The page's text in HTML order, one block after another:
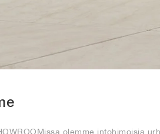
olemme intohimoisia